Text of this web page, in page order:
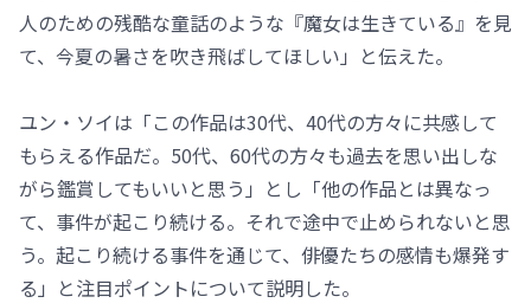
人のための残酷な童話のような『魔女は生きている』を見
て、今夏の暑さを吹き飛ばしてほしい」と伝えた。
ユン・ソイは「この作品は30代、40代の方々に共感して
もらえる作品だ。50代、60代の方々も過去を思い出しな
がら鑑賞してもいいと思う」とし「他の作品とは異なっ
て、事件が起こり続ける。それで途中で止められないと思
う。起こり続ける事件を通じて、俳優たちの感情も爆発す
る」と注目ポイントについて説明した。